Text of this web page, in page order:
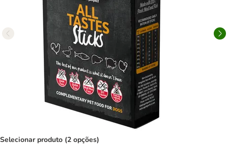
Selecionar produto (2 opções)